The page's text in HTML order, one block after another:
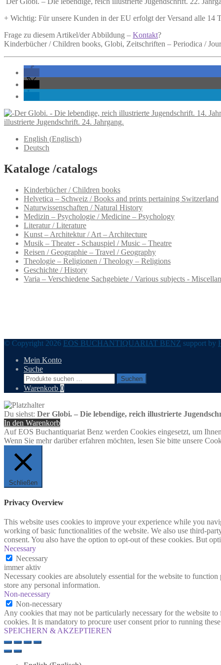
22.
Menge
+ Wichtig: Für unsere Kunden in der EU erfolgt der Versand alle 14
Frage zu diesem Artikel/der Abbildung – Kontakt?
Kinderbücher / Children books, Globi, Zeitschriften – Periodica /
illustrierte Jugendschrift. 24. Jahrgang.
English (Englisch)
Deutsch
Kataloge /catalogs
Kinderbücher / Children books
Helvetica – Schweiz / Books and prints pertaining Switzerland
Naturwissenschaften / Natural History
Medizin – Psychologie / Medicine – Psychology
Literatur / Literature
Kunst – Architektur / Art – Architecture
Musik – Theater - Schauspiel / Music – Theatre
Reisen / Geographie – Travel / Geography
Theologie – Religionen / Theology – Religions
Geschichte / History
Varia – Verschiedene Sachgebiete / Various subjects -
© Copyright 2026 EOS BUCHANTIQUARIAT BENZ support by
Mein Konto
Suche
Suchen
nach:
Suchen
Warenkorb 0
Du siehst: Der Globi. – Die lebendige, reich illustrierte
In den Warenkorb
Auf EOS Buchantiquariat Benz werden Cookies eingesetzt, um
Wenn Sie mehr darüber erfahren möchten, lesen Sie bitte unsere
Schließen
Privacy Overview
This website uses cookies to improve your experience while you
working of basic functionalities of the website. We also use third-
consent. You also have the option to opt-out of these cookies. But
Necessary
Necessary
immer aktiv
Necessary cookies are absolutely essential for the website to
store any personal information.
Non-necessary
Non-necessary
Any cookies that may not be particularly necessary for the website
cookies. It is mandatory to procure user consent prior to running
SPEICHERN & AKZEPTIEREN